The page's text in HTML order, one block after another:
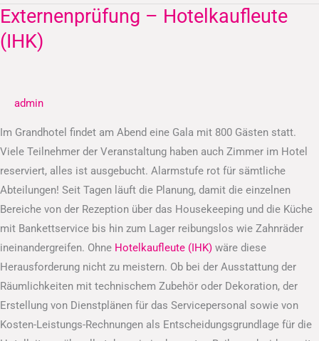
Externenprüfung – Hotelkaufleute
(IHK)
admin
Im Grandhotel findet am Abend eine Gala mit 800 Gästen statt.
Viele Teilnehmer der Veranstaltung haben auch Zimmer im Hotel
reserviert, alles ist ausgebucht. Alarmstufe rot für sämtliche
Abteilungen! Seit Tagen läuft die Planung, damit die einzelnen
Bereiche von der Rezeption über das Housekeeping und die Küche
mit Bankettservice bis hin zum Lager reibungslos wie Zahnräder
ineinandergreifen. Ohne Hotelkaufleute (IHK) wäre diese
Herausforderung nicht zu meistern. Ob bei der Ausstattung der
Räumlichkeiten mit technischem Zubehör oder Dekoration, der
Erstellung von Dienstplänen für das Servicepersonal sowie von
Kosten-Leistungs-Rechnungen als Entscheidungsgrundlage für die
Externenprüfung
–
Hotelkaufleute